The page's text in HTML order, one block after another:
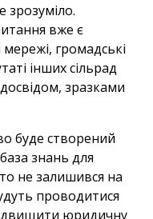
вже є
мережі, громадські
інших сільрад
зразками
буде створений
знань для
не залишився на
проводитися
юридичну